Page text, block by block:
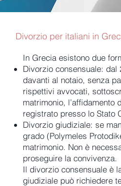
Divorzio per italiani in
In Grecia esistono due
Divorzio consensuale:
davanti al notaio, senza
rispettivi avvocati,
matrimonio, l’affidamento
registrato presso lo Stato
Divorzio giudiziale: se
grado (Polymeles
matrimonio. Non è
proseguire la convivenza.
Il divorzio consensuale è
giudiziale può richiedere